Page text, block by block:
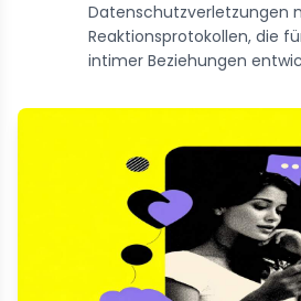
Datenschutzverletzungen
Reaktionsprotokollen, die
intimer Beziehungen